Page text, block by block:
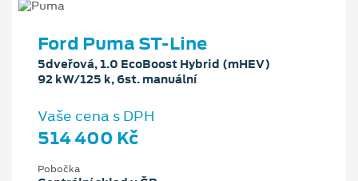
Ford Puma ST-Line
5dveřová, 1.0 EcoBoost Hybrid (mHEV)
92 kW/125 k, 6st. manuální
Vaše cena s DPH
514 400 Kč
Pobočka